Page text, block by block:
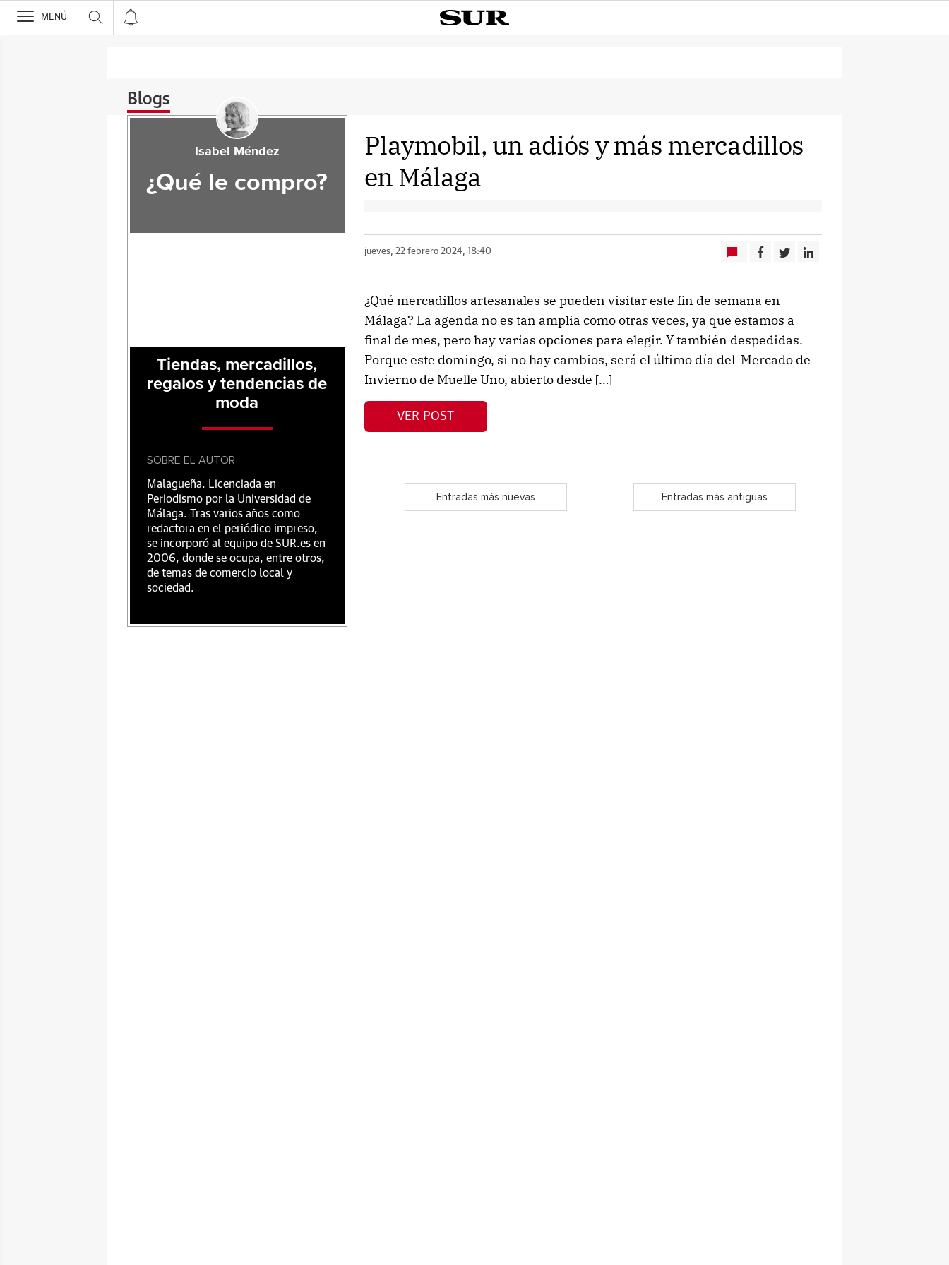
>
MENÚ
Blogs
Playmobil, un adiós y más mercadillos
en Málaga
jueves, 22 febrero 2024, 18:40
¿Qué mercadillos artesanales se pueden visitar este fin de semana en
Málaga? La agenda no es tan amplia como otras veces, ya que estamos a
final de mes, pero hay varias opciones para elegir. Y también despedidas.
Porque este domingo, si no hay cambios, será el último día del Mercado de
Invierno de Muelle Uno, abierto desde […]
VER POST
Entradas más nuevas Entradas más antiguas
Isabel Méndez
¿Qué le compro?
Tiendas, mercadillos,
regalos y tendencias de
moda
SOBRE EL AUTOR
Malagueña. Licenciada en
Periodismo por la Universidad de
Málaga. Tras varios años como
redactora en el periódico impreso,
se incorporó al equipo de SUR.es en
2006, donde se ocupa, entre otros,
de temas de comercio local y
sociedad.